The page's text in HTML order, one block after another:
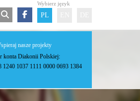
Wybierz język
PL
nasze projekty
konta Diakonii Polskiej:
1240 1037 1111 0000 0693 1384